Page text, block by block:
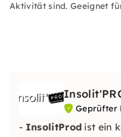
Aktivität sind. Geeignet
Geprüfter
- InsolitProd ist ein